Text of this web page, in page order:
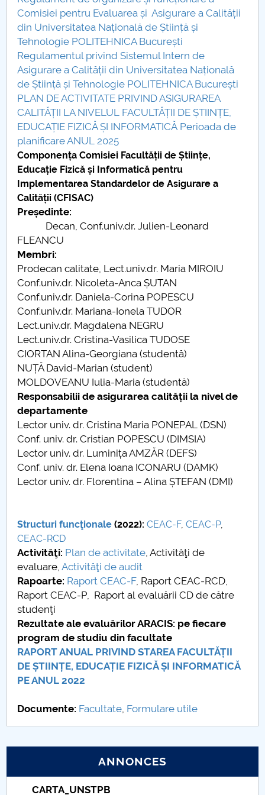
Nr. de telefon si adrese Facultăți
Informations sur l'admission
Români de pretutindeni - ADMITERE
Sénat universitaire
Facultés
STUDENTI CUP
Ghiduri pentru STUDENȚI
Relations publiques
Relations Internationales
PNRR
Proiect (PRIM STUD)
Proiect SU-ETIC
Protection des données personnelles
Université pour la communauté
Études doctorales
Comisie de etica unversitară
Accesibilitate pentru studenții cu dizabilități
Raportul Conducerii Centrului Universitar Pitești
privind implementarea Planului Operațional 2020-
2024
Parteneri CUP
Centrul de Consiliere și Orientare în Carieră
Chestionar angajabilitate ALUMNI – UPB
Comisiile de Evaluare şi Asigurarea Calităţii
Activităţi de audit
Comisiei pentru Evaluarea și Asigurare a Calității
din Universitatea Națională de Știință și
Tehnologie POLITEHNICA București
Regulamentul privind Sistemul Intern de
Asigurare a Calității din Universitatea Națională
de Știință și Tehnologie POLITEHNICA București
PLAN DE ACTIVITATE PRIVIND ASIGURAREA
CALITĂȚII LA NIVELUL FACULTĂȚII DE ȘTIINȚE,
EDUCAȚIE FIZICĂ ȘI INFORMATICĂ Perioada de
planificare ANUL 2025
Componența Comisiei Facultății de Științe,
Educație Fizică și Informatică pentru
Implementarea Standardelor de Asigurare a
Calității (CFISAC)
Președinte:
Decan, Conf.univ.dr. Julien-Leonard
FLEANCU
Membri:
Prodecan calitate, Lect.univ.dr. Maria MIROIU
Conf.univ.dr. Nicoleta-Anca ȘUTAN
Conf.univ.dr. Daniela-Corina POPESCU
Conf.univ.dr. Mariana-Ionela TUDOR
Lect.univ.dr. Magdalena NEGRU
Lect.univ.dr. Cristina-Vasilica TUDOSE
CIORTAN Alina-Georgiana (studentă)
NUȚĂ David-Marian (student)
MOLDOVEANU Iulia-Maria (studentă)
Responsabilii de asigurarea calității la nivel de
departamente
Lector univ. dr. Cristina Maria PONEPAL (DSN)
Conf. univ. dr. Cristian POPESCU (DIMSIA)
Lector univ. dr. Luminița AMZĂR (DEFS)
Conf. univ. dr. Elena Ioana ICONARU (DAMK)
Lector univ. dr. Florentina – Alina ȘTEFAN (DMI)
Structuri funcţionale (2022):CEAC-F,CEAC-P,
CEAC-RCD
Activităţi: Plan de activitate, Activităţi de
evaluare,Activităţi de audit
Rapoarte: Raport CEAC-F, Raport CEAC-RCD,
Raport CEAC-P, Raport al evaluării CD de către
studenţi
Rezultate ale evaluărilor ARACIS: pe fiecare
program de studiu din facultate
RAPORT ANUAL PRIVIND STAREA FACULTĂȚII
DE ȘTIINȚE, EDUCAȚIE FIZICĂ ȘI INFORMATICĂ
PE ANUL 2022
Documente: Facultate, Formulare utile
ANNONCES
Taxe de școlarizare indexate – Centrul